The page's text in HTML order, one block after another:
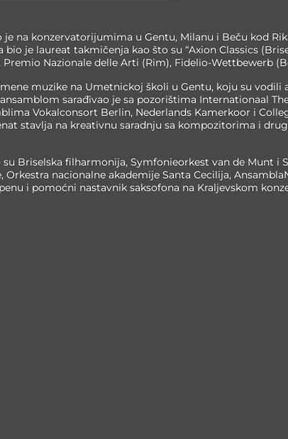
na konzervatorijumima u Gentu, Milanu i Beču kod
je laureat takmičenja kao što su “Axion Classics
Nazionale delle Arti (Rim), Fidelio-Wettbewerb
muzike na Umetnickoj školi u Gentu, koju su vodili
sarađivao je sa pozorištima Internationaal
Vokalconsort Berlin, Nederlands Kamerkoor i
stavlja na kreativnu saradnju sa kompozitorima i
Briselska filharmonija, Symfonieorkest van de Munt i
nacionalne akademije Santa Cecilija,
i pomoćni nastavnik saksofona na Kraljevskom